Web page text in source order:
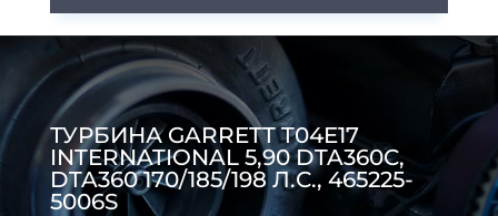
ТУРБИНА GARRETT T04E17
INTERNATIONAL 5,90 DTA360C,
DTA360 170/185/198 Л.С., 465225-
5006S